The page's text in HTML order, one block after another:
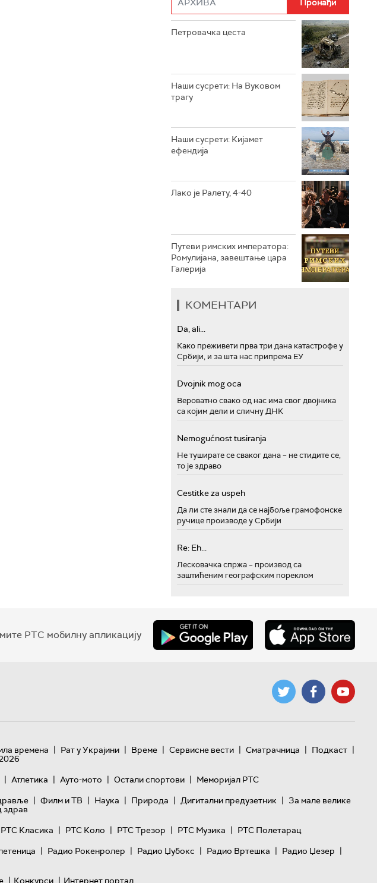
РТС КЛАСИКА
РТС ПОЛЕТАРАЦ
Петровачка цеста
Наши сусрети: На Вуковом
трагу
Наши сусрети: Кијамет
ефендија
Лако је Ралету, 4-40
Путеви римских императора:
Ромулијана, завештање цара
Галерија
КОМЕНТАРИ
Da, ali...
Како преживети прва три дана катастрофе у
Србији, и за шта нас припрема ЕУ
Dvojnik mog oca
Вероватно свако од нас има свог двојника
са којим дели и сличну ДНК
Nemogućnost tusiranja
Не туширате се сваког дана – не стидите се,
то је здраво
Cestitke za uspeh
Да ли сте знали да се најбоље грамофонске
ручице производе у Србији
Re: Eh...
Лесковачка спржа – производ са
заштићеним географским пореклом
РТС мобилну апликацију
времена | Рат у Украјини | Време | Сервисне вести | Сматрачница | Подкаст |
| Атлетика | Ауто-мото | Остали спортови | Меморијал РТС
| Филм и ТВ | Наука | Природа | Дигитални предузетник | За мале велике
здрав
РТС Класика | РТС Коло | РТС Трезор | РТС Музика | РТС Полетарац
| Радио Рокенролер | Радио Џубокс | Радио Вртешка | Радио Џезер |
| Конкурси | Интернет портал